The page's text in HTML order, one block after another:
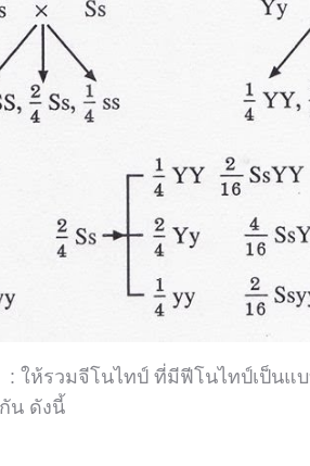
: ให้รวมจีโนไทป์ ที่มีฟีโนไทป์เป็นแ
น ดังนี้